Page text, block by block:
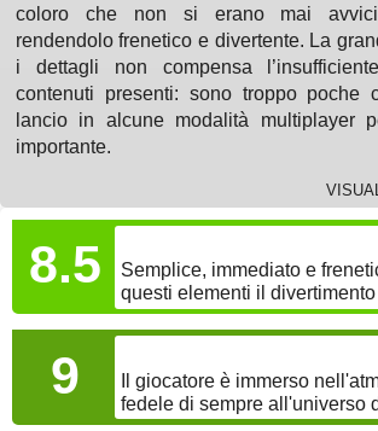
coloro che non si erano mai
rendendolo frenetico e divertente. La
i dettagli non compensa
contenuti presenti: sono troppo poche
lancio in alcune modalità multiplayer
importante.
8.5
Semplice, immediato e
questi elementi il
9
Il giocatore è immerso
fedele di sempre all'universo